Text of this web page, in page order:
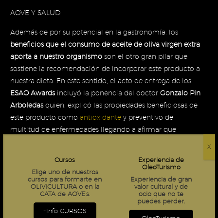
AOVE Y SALUD
Además de por su potencial en la gastronomía, los
beneficios que el consumo de aceite de oliva virgen extra
aporta a nuestro organismo son el otro gran pilar que
sostiene la recomendación de incorporar este producto a
nuestra dieta. En este sentido, el acto de entrega de los
ESAO Awardsincluyó la ponencia del doctor Gonzalo Pin
Arboledasquien, explicó las propiedades beneficiosas de
este producto como antioxidante y preventivo de
multitud de enfermedades llegando a afirmar que
Otra de las intervenciones del acto de entrega de
premios corrió a cargo deSusana Romera, directora
técnica de ESAO , quien se centró en laprofesionalización
del sector oleícolabasándose en la propia experiencia de
la Escuela Superior del Aceite de Oliva.
Cursos
Elige uno de nuestros
cursos para formarte en
OLIVICULTURAo en la
CATA de AOVE’s.
+Info CURSOS
Experiencia de
OleoTurismo
Experiencia de gran
valor cultural y de
ocio que no te
puedes perder.
X